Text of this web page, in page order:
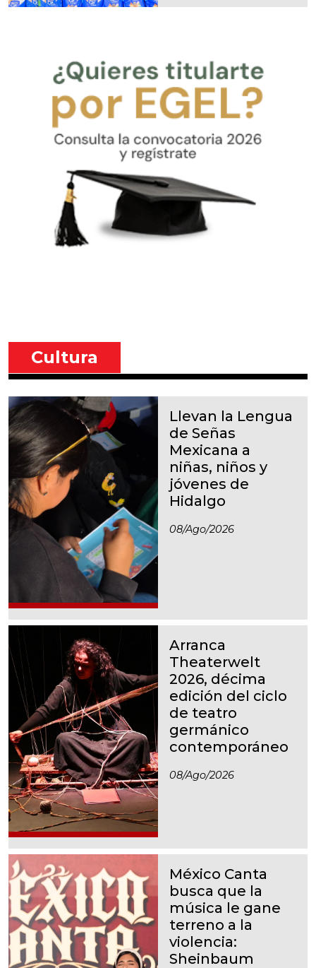
Cultura
Llevan la Lengua
de Señas
Mexicana a
niñas, niños y
jóvenes de
Hidalgo
08/ago/2026
Arranca
Theaterwelt
2026, décima
edición del ciclo
de teatro
germánico
contemporáneo
08/ago/2026
México Canta
busca que la
música le gane
terreno a la
violencia:
Sheinbaum